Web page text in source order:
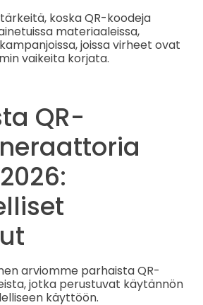
koska QR-koodeja
materiaaleissa,
joissa virheet ovat
vaikeita korjata.
QR-
arviomme parhaista QR-
jotka perustuvat käytännön
käyttöön.